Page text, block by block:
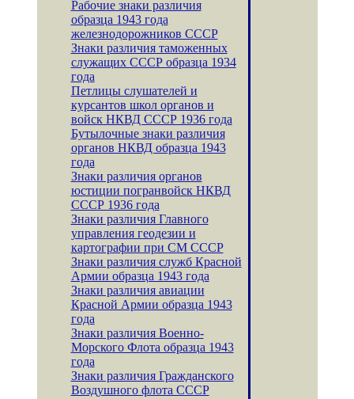
Рабочие знаки различия
образца 1943 года
железнодорожников СССР
Знаки различия таможенных
служащих СССР образца 1934
года
Петлицы слушателей и
курсантов школ органов и
войск НКВД СССР 1936 года
Бутылочные знаки различия
органов НКВД образца 1943
года
Знаки различия органов
юстиции погранвойск НКВД
СССР 1936 года
Знаки различия Главного
управления геодезии и
картографии при СМ СССР
Знаки различия служб Красной
Армии образца 1943 года
Знаки различия авиации
Красной Армии образца 1943
года
Знаки различия Военно-
Морского Флота образца 1943
года
Знаки различия Гражданского
Воздушного флота СССР